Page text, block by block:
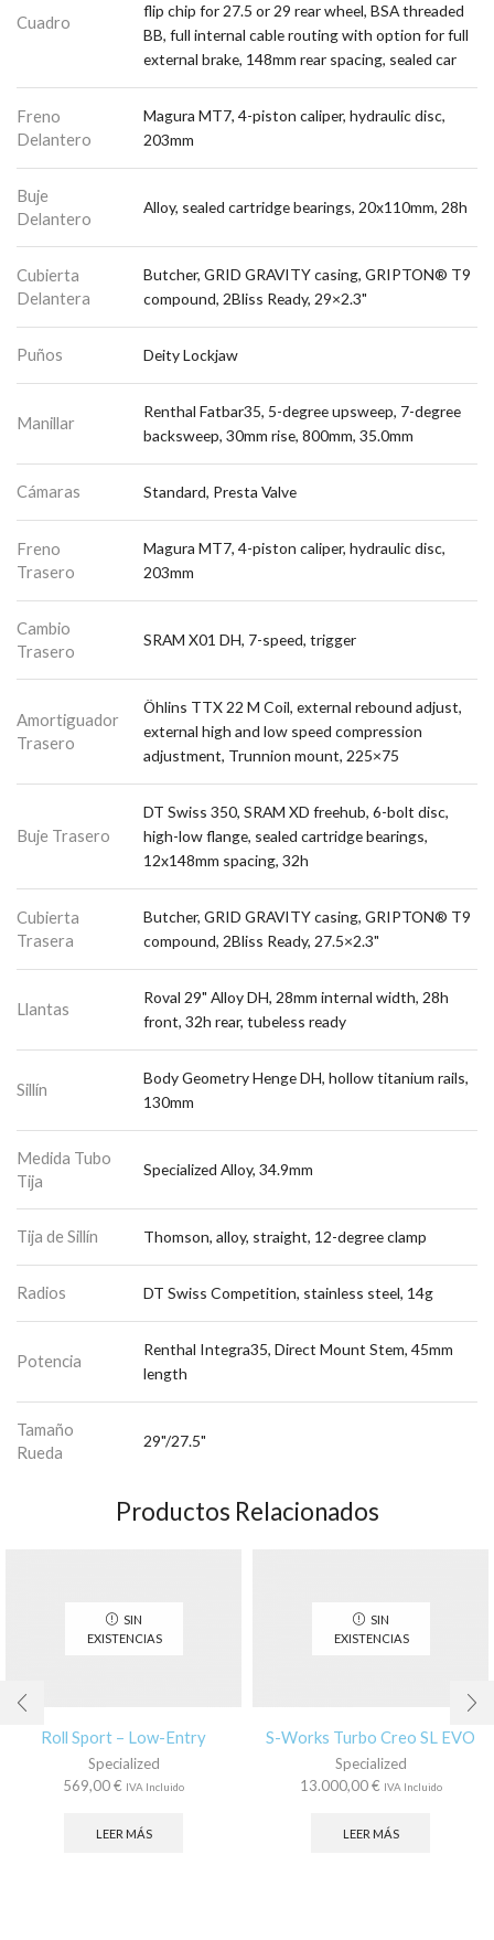
Cuadro
flip chip for 27.5 or 29 rear wheel, BSA threaded
BB, full internal cable routing with option for full
external brake, 148mm rear spacing, sealed car
Freno
Delantero
Magura MT7, 4-piston caliper, hydraulic disc,
203mm
Buje
Delantero
Alloy, sealed cartridge bearings, 20x110mm, 28h
Cubierta
Delantera
Butcher, GRID GRAVITY casing, GRIPTON® T9
compound, 2Bliss Ready, 29×2.3"
Puños Deity Lockjaw
Manillar
Renthal Fatbar35, 5-degree upsweep, 7-degree
backsweep, 30mm rise, 800mm, 35.0mm
Cámaras Standard, Presta Valve
Freno
Trasero
Magura MT7, 4-piston caliper, hydraulic disc,
203mm
Cambio
Trasero
SRAM X01 DH, 7-speed, trigger
Amortiguador
Trasero
Öhlins TTX 22 M Coil, external rebound adjust,
external high and low speed compression
adjustment, Trunnion mount, 225×75
Buje Trasero
DT Swiss 350, SRAM XD freehub, 6-bolt disc,
high-low flange, sealed cartridge bearings,
12x148mm spacing, 32h
Cubierta
Trasera
Butcher, GRID GRAVITY casing, GRIPTON® T9
compound, 2Bliss Ready, 27.5×2.3"
Llantas
Roval 29" Alloy DH, 28mm internal width, 28h
front, 32h rear, tubeless ready
Sillín
Body Geometry Henge DH, hollow titanium rails,
130mm
Medida Tubo
Tija
Specialized Alloy, 34.9mm
Tija de Sillín Thomson, alloy, straight, 12-degree clamp
Radios DT Swiss Competition, stainless steel, 14g
Potencia
Renthal Integra35, Direct Mount Stem, 45mm
length
Tamaño
Rueda
29"/27.5"
Productos Relacionados
SIN
EXISTENCIAS
Roll Sport – Low-Entry
Specialized
569,00€ IVA Incluido
LEER MÁS
SIN
EXISTENCIAS
S-Works Turbo Creo SL EVO
Specialized
13.000,00€ IVA Incluido
LEER MÁS